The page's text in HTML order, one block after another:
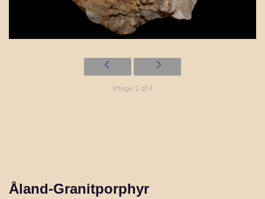
Image 1 of 4
Åland-Granitporphyr